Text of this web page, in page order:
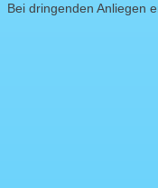
Bei dringenden Anliegen